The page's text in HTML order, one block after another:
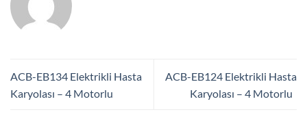
ACB-EB134 Elektrikli Hasta
Karyolası – 4 Motorlu
ACB-EB124 Elektrikli Hasta
Karyolası – 4 Motorlu